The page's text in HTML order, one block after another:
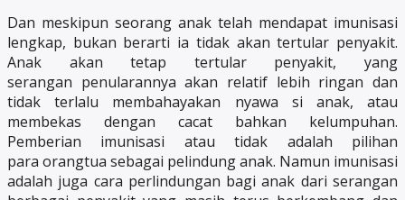
Dan meskipun seorang anak telah mendapat imunisasi
lengkap, bukan berarti ia tidak akan tertular penyakit.
Anak akan tetap tertular penyakit, yang
serangan penularannya akan relatif lebih ringan dan
tidak terlalu membahayakan nyawa si anak, atau
membekas dengan cacat bahkan kelumpuhan.
Pemberian imunisasi atau tidak adalah pilihan
para orangtua sebagai pelindung anak. Namun imunisasi
adalah juga cara perlindungan bagi anak dari serangan